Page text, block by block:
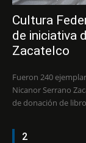
Cultura
de iniciativa
Zacatelco
Fueron 240
Nicanor Serrano Zacatelco, Tlax. Concluyó con gran éxito la campaña
de donación de
2